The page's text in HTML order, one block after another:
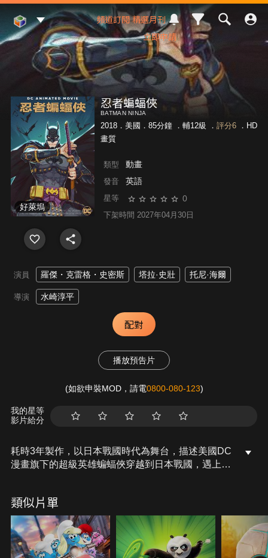
Mod Web頻道訂閱
立即申請
精選月刊
好萊塢
忍者蝙蝠俠
BATMAN NINJA
2018．美國．85分鐘 ． 輔12級 ． 評分6．HD
畫質
類型 動畫
發音 英語
星等 0
下架時間 2027年04月30日
演員 羅傑・克雷格・史密斯 塔拉·史壯 托尼·海爾
導演 水崎淳平
配對
播放預告片
(如欲申裝MOD，請電0800-080-123)
我的星等
影片給分
耗時3年製作，以日本戰國時代為舞台，描述美國DC
漫畫旗下的超級英雄蝙蝠俠穿越到日本戰國，遇上死
畫長篇故事。
類似片單